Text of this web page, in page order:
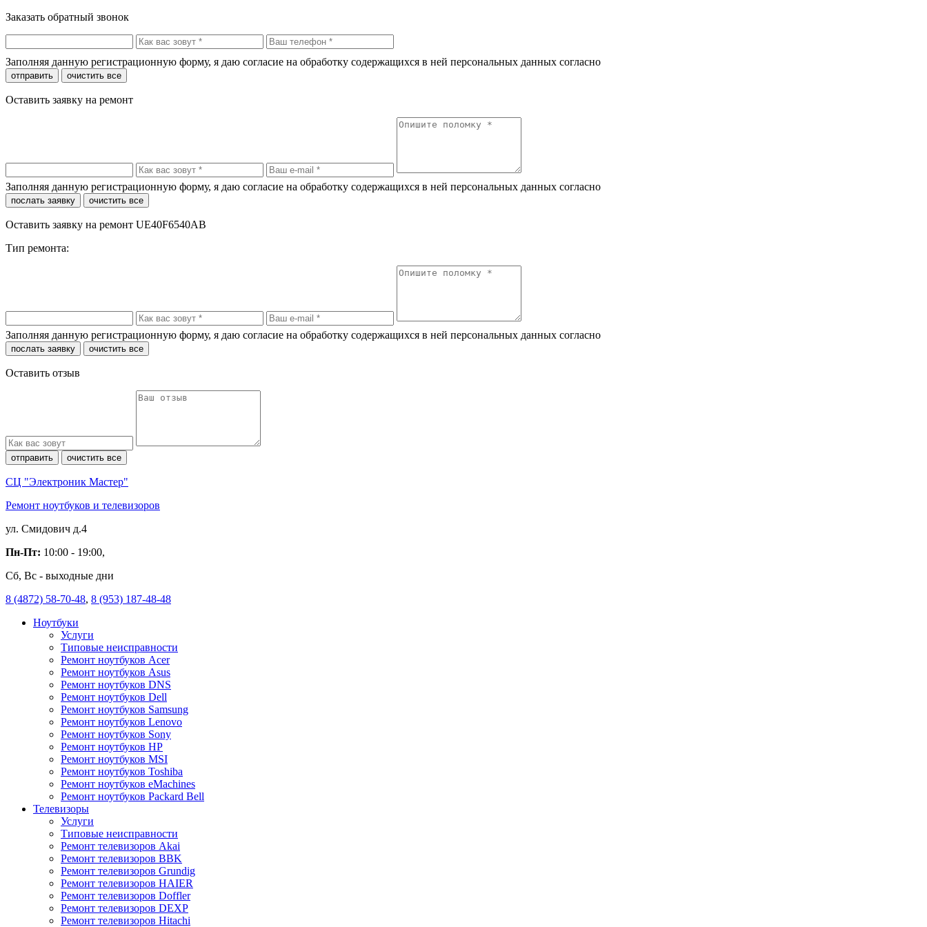
Заказать обратный звонок
Заполняя данную регистрационную форму, я даю согласие на обработку содержащихся в ней персональных данных согласно
отправить очистить все
Оставить заявку на ремонт
Заполняя данную регистрационную форму, я даю согласие на обработку содержащихся в ней персональных данных согласно
послать заявку очистить все
Оставить заявку на ремонт UE40F6540AB
Тип ремонта:
Заполняя данную регистрационную форму, я даю согласие на обработку содержащихся в ней персональных данных согласно
послать заявку очистить все
Оставить отзыв
отправить очистить все
СЦ "Электроник Мастер"
Ремонт ноутбуков и телевизоров
ул. Смидович д.4
Пн-Пт: 10:00 - 19:00,
Сб, Вс - выходные дни
8 (4872) 58-70-48, 8 (953) 187-48-48
Ноутбуки
Услуги
Типовые неисправности
Ремонт ноутбуков Acer
Ремонт ноутбуков Asus
Ремонт ноутбуков DNS
Ремонт ноутбуков Dell
Ремонт ноутбуков Samsung
Ремонт ноутбуков Lenovo
Ремонт ноутбуков Sony
Ремонт ноутбуков HP
Ремонт ноутбуков MSI
Ремонт ноутбуков Toshiba
Ремонт ноутбуков eMachines
Ремонт ноутбуков Packard Bell
Телевизоры
Услуги
Типовые неисправности
Ремонт телевизоров Akai
Ремонт телевизоров BBK
Ремонт телевизоров Grundig
Ремонт телевизоров HAIER
Ремонт телевизоров Doffler
Ремонт телевизоров DEXP
Ремонт телевизоров Hitachi